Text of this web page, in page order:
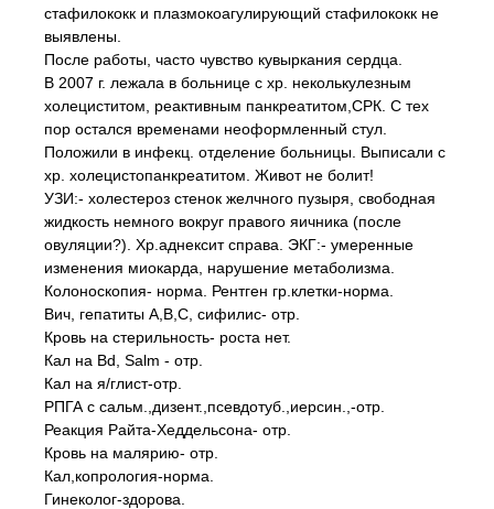
стафилококк и плазмокоагулирующий стафилококк не
выявлены.
После работы, часто чувство кувыркания сердца.
В 2007 г. лежала в больнице с хр. неколькулезным
холециститом, реактивным панкреатитом,СРК. С тех
пор остался временами неоформленный стул.
Положили в инфекц. отделение больницы. Выписали с
хр. холецистопанкреатитом. Живот не болит!
УЗИ:- холестероз стенок желчного пузыря, свободная
жидкость немного вокруг правого яичника (после
овуляции?). Хр.аднексит справа. ЭКГ:- умеренные
изменения миокарда, нарушение метаболизма.
Колоноскопия- норма. Рентген гр.клетки-норма.
Вич, гепатиты А,В,С, сифилис- отр.
Кровь на стерильность- роста нет.
Кал на Bd, Salm - отр.
Кал на я/глист-отр.
РПГА с сальм.,дизент.,псевдотуб.,иерсин.,-отр.
Реакция Райта-Хеддельсона- отр.
Кровь на малярию- отр.
Кал,копрология-норма.
Гинеколог-здорова.